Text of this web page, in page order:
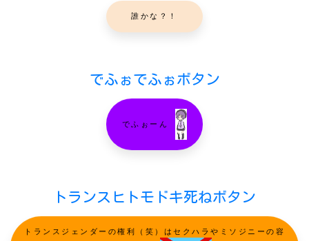
誰かな？！
でふぉでふぉボタン
でふぉーん
トランスヒトモドキ死ねボタン
トランスジェンダーの権利（笑）はセクハラやミソジニーの容